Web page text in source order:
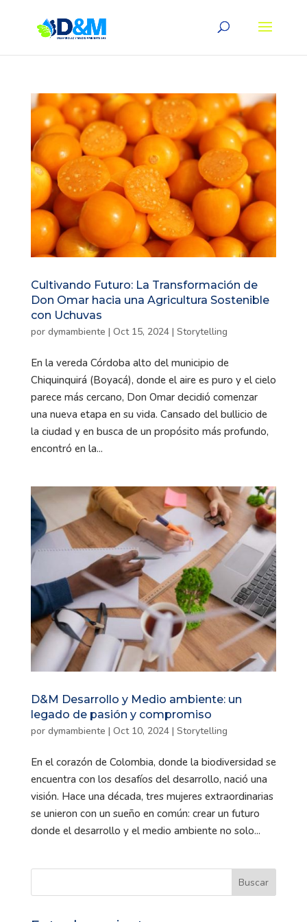
Cultivando Futuro: La Transformación de
Don Omar hacia una Agricultura Sostenible
con Uchuvas
por dymambiente | Oct 15, 2024| Storytelling
En la vereda Córdoba alto del municipio de
Chiquinquirá (Boyacá), donde el aire es puro y el cielo
parece más cercano, Don Omar decidió comenzar
una nueva etapa en su vida. Cansado del bullicio de
la ciudad y en busca de un propósito más profundo,
encontró en la...
D&M Desarrollo y Medio ambiente: un
legado de pasión y compromiso
por dymambiente | Oct 10, 2024| Storytelling
En el corazón de Colombia, donde la biodiversidad se
encuentra con los desafíos del desarrollo, nació una
visión. Hace una década, tres mujeres extraordinarias
se unieron con un sueño en común: crear un futuro
donde el desarrollo y el medio ambiente no solo...